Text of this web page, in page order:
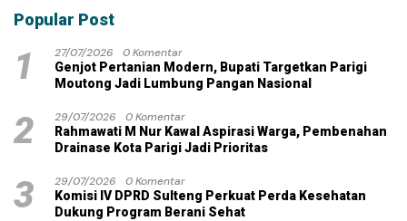
Popular Post
1 27/07/2026
0 Komentar
Genjot Pertanian Modern, Bupati Targetkan Parigi
Moutong Jadi Lumbung Pangan Nasional
2 29/07/2026
0 Komentar
Rahmawati M Nur Kawal Aspirasi Warga, Pembenahan
Drainase Kota Parigi Jadi Prioritas
3 29/07/2026
0 Komentar
Komisi IV DPRD Sulteng Perkuat Perda Kesehatan
Dukung Program Berani Sehat